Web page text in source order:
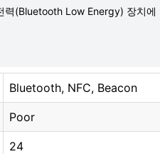
(Bluetooth Low Energy) 장치
Bluetooth, NFC, Beacon
Poor
24